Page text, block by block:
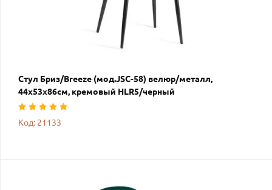
Стул Бриз/Breeze (мод.JSC-58) велюр/металл,
44х53х86см, кремовый HLR5/черный
Код: 21133